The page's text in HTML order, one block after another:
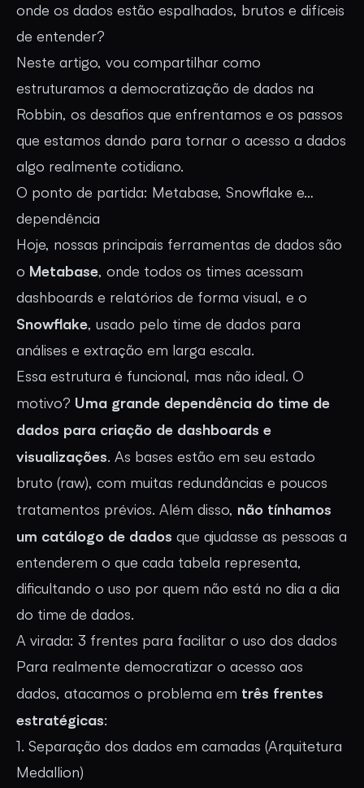
onde os dados estão espalhados, brutos e difíceis
de entender?
Neste artigo, vou compartilhar como
estruturamos a democratização de dados na
Robbin, os desafios que enfrentamos e os passos
que estamos dando para tornar o acesso a dados
algo realmente cotidiano.
O ponto de partida: Metabase, Snowflake e…
dependência
Hoje, nossas principais ferramentas de dados são
o Metabase, onde todos os times acessam
dashboards e relatórios de forma visual, e o
Snowflake, usado pelo time de dados para
análises e extração em larga escala.
Essa estrutura é funcional, mas não ideal. O
motivo? Uma grande dependência do time de
dados para criação de dashboards e
visualizações. As bases estão em seu estado
bruto (raw), com muitas redundâncias e poucos
tratamentos prévios. Além disso, não tínhamos
um catálogo de dados que ajudasse as pessoas a
entenderem o que cada tabela representa,
dificultando o uso por quem não está no dia a dia
do time de dados.
A virada: 3 frentes para facilitar o uso dos dados
Para realmente democratizar o acesso aos
dados, atacamos o problema em três frentes
estratégicas:
1. Separação dos dados em camadas (Arquitetura
Medallion)